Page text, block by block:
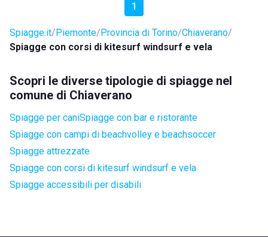
1
Spiagge.it Piemonte Provincia di Torino Chiaverano
Spiagge con corsi di kitesurf windsurf e vela
Scopri le diverse tipologie di spiagge nel
comune di Chiaverano
Spiagge per caniSpiagge con bar e ristorante
Spiagge con campi di beachvolley e beachsoccer
Spiagge attrezzate
Spiagge con corsi di kitesurf windsurf e vela
Spiagge accessibili per disabili